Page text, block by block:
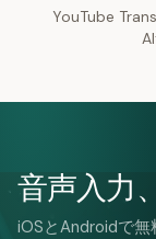
YouTube
音声入力
iOSとAndroidで